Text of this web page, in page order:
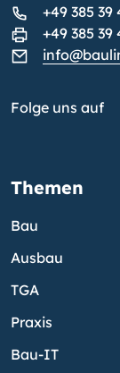
+49 385 39
+49 385 39
Folge uns auf
Themen
Bau
Ausbau
TGA
Praxis
Bau-IT